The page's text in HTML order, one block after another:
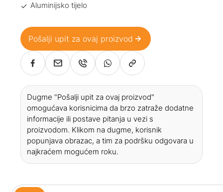
Aluminijsko tijelo
Pošalji upit za ovaj proizvod
Dugme "Pošalji upit za ovaj proizvod"
omogućava korisnicima da brzo zatraže dodatne
informacije ili postave pitanja u vezi s
proizvodom. Klikom na dugme, korisnik
popunjava obrazac, a tim za podršku odgovara u
najkraćem mogućem roku.